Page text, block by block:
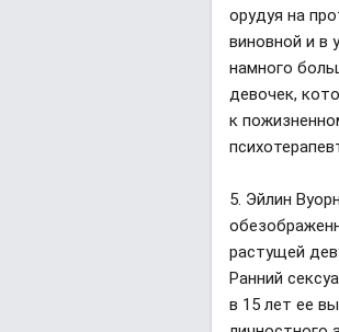
орудуя на
виновной и в
намного
девочек,
к
5. Эйлин
растущей
Ранний
в 15 лет ее